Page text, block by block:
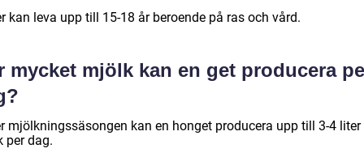
kan leva upp till 15-18 år beroende på ras och vård.
mycket mjölk kan en get producera
mjölkningssäsongen kan en honget producera upp till 3-4 liter
per dag.